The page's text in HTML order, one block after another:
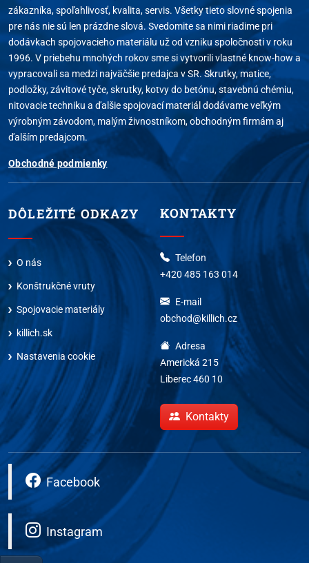
zákazníka, spoľahlivosť, kvalita, servis. Všetky tieto slovné spojenia
pre nás nie sú len prázdne slová. Svedomite sa nimi riadime pri
dodávkach spojovacieho materiálu už od vzniku spoločnosti v roku
1996. V priebehu mnohých rokov sme si vytvorili vlastné know-how a
vypracovali sa medzi najväčšie predajca v SR. Skrutky, matice,
podložky, závitové tyče, skrutky, kotvy do betónu, stavebnú chémiu,
nitovacie techniku a ďalšie spojovací materiál dodávame veľkým
výrobným závodom, malým živnostníkom, obchodným firmám aj
ďalším predajcom.
Obchodné podmienky
DÔLEŽITÉ ODKAZY
O nás
Konštrukčné vruty
Spojovacie materiály
killich.sk
Nastavenia cookie
KONTAKTY
Telefon
+420 485 163 014
E-mail
obchod@killich.cz
Adresa
Americká 215
Liberec 460 10
Kontakty
Facebook
Instagram